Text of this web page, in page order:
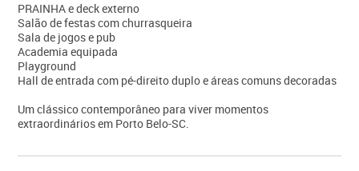
PRAINHA e deck externo
Salão de festas com churrasqueira
Sala de jogos e pub
Academia equipada
Playground
Hall de entrada com pé-direito duplo e áreas comuns decoradas
Um clássico contemporâneo para viver momentos
extraordinários em Porto Belo-SC.